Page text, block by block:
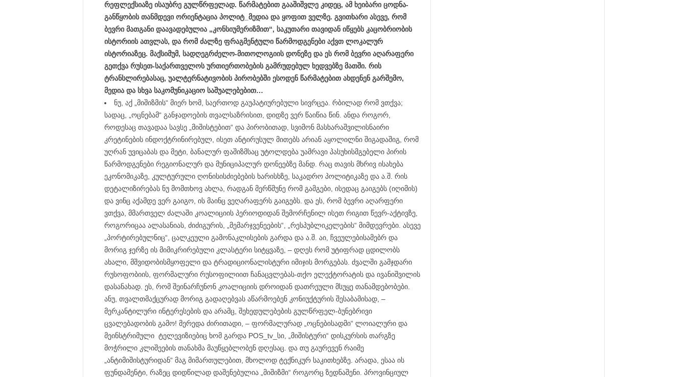
რეფლექსიაზე ისაუბრე გულწრფელად. წარმატებით გააშიშვლე კიდეც, ამ ხეიბარი ცოდნა-
განწყობის თანმდევი ორიენტაცია პოლიტ_მედია და ყოფით ველზე. გვითხარი ასევე, რომ
ბევრი მათგანი დაავადებულია „კონსიუმერიზმით“, საკუთარი თავიდან იწყებს კაცობრიობის
ისტორიის ათვლას, და რომ ძალზე ფრაგმენტული წარმოდგენები აქვთ ლოკალურ
ისტორიაზეც. მაქსიმუმ, სადღეგრძელო-მითოლოგიის დონეზე და ეს რომ ბევრი აღარაფერი
გეთქვა რუსეთ-საქართველოს ურთიერთობების გამრუდებულ ხედვებზე მათში. რის
ტრანსლირებასაც, უალტერნატივობის პირობებში ესოდენ წარმატებით ახდენენ გარშემო,
მედია და სხვა საკომუნიკაციო საშუალებებით…
ნუ, აქ „მიშიზმის“ მიერ ხომ, საერთოდ გაუპატიურებული სივრცეა. რბილად რომ ვთქვა;
სადაც, „ოცნებამ“ განჯადოების თვალსაზრისით, დიდზე ვერ წაიწია წინ. ანდა როგორ,
როდესაც თავადაა სავსე „მიშისტებით“ და პირობითად, სვიმონ მასხარაშვილისნაირი
კრეტინების ინდოქტრინირებულ, ისეთ ანტირუსულ მითებს არიან აყოლილნი შიგადაშიგ, რომ
უღრან უვიცაბას და მეტი, ბანალურ ფაშიზმსაც უტოლდება უამრავი პასუხისმგებელი პირის
წარმოდგენები რეგიონალურ და მუნიციპალურ დონეებზე მანდ. რაც თავის მხრივ ისახება
ეკონომიკაზე, კულტურული ღონისისძიებების ხარისხზე, საკადრო პოლიტიკაზე და ა.შ. რის
დეტალიზირებას ნუ მომთხოვ ახლა, რადგან მერწმუნე რომ გამგები, ისედაც გაიგებს (იღიმის)
და ვინც აქამდე ვერ გაიგო, ის მაინც ვეღარაფერს გაიგებს. და ეს, რომ ბევრი აღარფერი
ვთქვა, მმართველ ძალაში კოალიციის პერიოდიდან შემორჩენილ ისეთ რიგით წევრ-აქტივზე,
როგორიცაა ალასანიას, ძიძიგურის, „მემარჯვენეების“, „რესპუბლიკელების“ მიმდევრები. ასევე
„პორტირებულნიც“, ცალკეული გამონაკლისების გარდა და ა.შ. აი, ჩვეულებისამებრ და
მორიგ ჯერზე ის მიმიკრირებული კლასტერი სიტყვაზე, – დღეს რომ უტიფრად ცდილობს
ახალი, მშვიდობისმყოფელი და ტრადიციონალისტური იმიჯის მორგებას. ძვალში გამჯდარი
რუსოფობიის, ფორმალური რუსოფილიით ჩანაცვლებას-თქო ელექტორატის და ივანიშვილის
დასანახად. ეს, რომ შეინარჩუნონ კოალიციის დროიდან დათრეული მსუყე თანამდებობები.
ანუ, თვალთმაქცურად მორიგ გადაღებვას აწარმოებენ კონიუქტურის შესაბამისად, –
მერკანტილური ინტერესების და არამც, შეხედულებების გულწრფელ-ბუნებრივი
ცვალებადობის გამო! მერედა ძირითადი, – ფორმალურად „ოცნებისადმი“ ლოიალური და
მეინსტრიმული ტელევიზიებიც ხომ გარდა POS_tv_სი, „მიშისტური“ დისკურსის თარგზე
მოჭრილი კლიშეების თანახმა მაუწყებლობენ დღესაც. და თუ გაურევენ რაიმე
„ანტიმიშისტურიდან“ მაგ მიმართულებით, მხოლოდ ტექნიკურ საკითხებზე. არადა, ესაა ის
ფუნდამენტი, რაზეც დიდწილად დაშენებულია „მიშიზმი“ როგორც ზედნაშენი. პროვინციულ